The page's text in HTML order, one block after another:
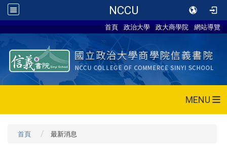
NCCU
首頁 政治大學 政大商學院 網站導覽
MENU
首頁 最新消息